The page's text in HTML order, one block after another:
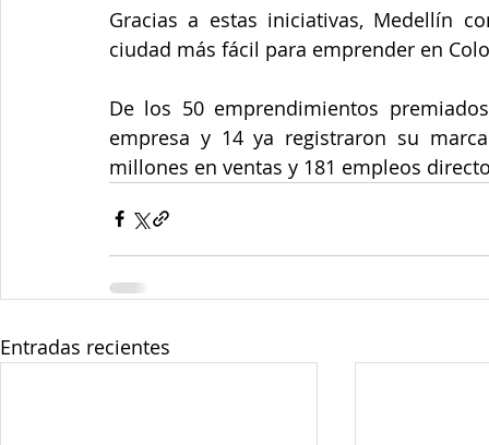
Gracias a estas iniciativas, Medellín
ciudad más fácil para emprender en
De los 50 emprendimientos
empresa y 14 ya registraron su
millones en ventas y 181 empleos
Entradas recientes